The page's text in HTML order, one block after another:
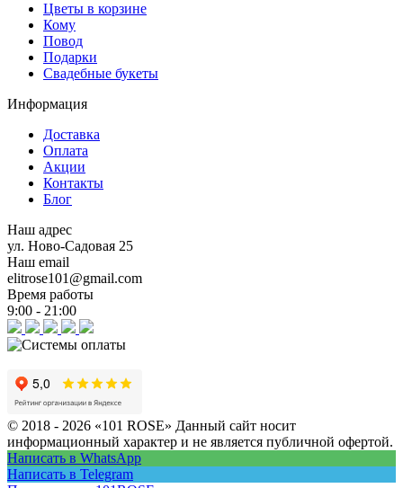
Цветы в корзине
Кому
Повод
Подарки
Свадебные букеты
Информация
Доставка
Оплата
Акции
Контакты
Блог
Наш адрес
ул. Ново-Садовая 25
Наш email
elitrose101@gmail.com
Время работы
9:00 - 21:00
© 2018 - 2026 «101 ROSE» Данный сайт носит
информационный характер и не является публичной офертой.
Написать в WhatsApp
Написать в Telegram